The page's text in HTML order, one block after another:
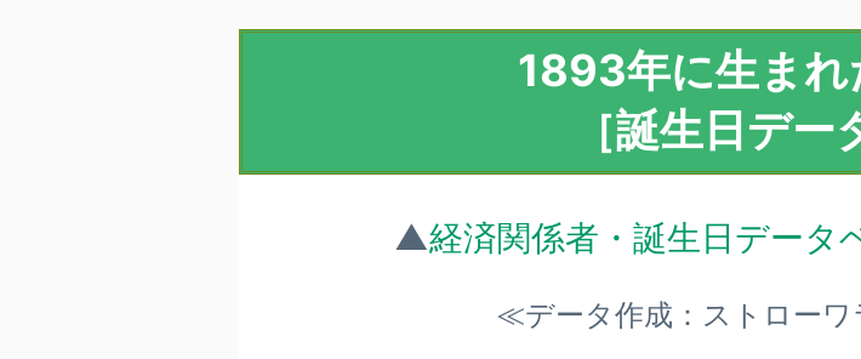
1893年に生まれ
［誕生日デー
▲経済関係者・誕生日データ
≪データ作成：ストロー